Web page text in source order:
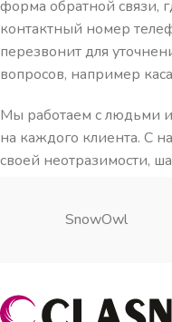
форма обратной связи,
контактный номер
перезвонит для
вопросов, например
Мы работаем с людьми
на каждого клиента. С
своей неотразимости,
SnowOwl